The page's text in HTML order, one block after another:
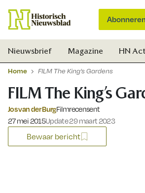
Nieuwsbrief Magazine HN
Home FILM The King’s Gardens
FILM The King’s
Jos van der BurgFilmrecensent
Gepubliceerd op:
27 mei 2015Update 29 maart 2023
Bewaar bericht